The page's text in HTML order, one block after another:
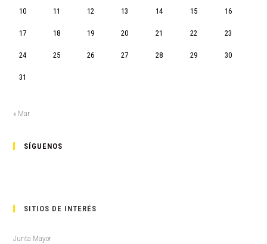
10 11 12 13 14 15 16
17 18 19 20 21 22 23
24 25 26 27 28 29 30
31
« Mar
SÍGUENOS
SITIOS DE INTERÉS
Junta Mayor